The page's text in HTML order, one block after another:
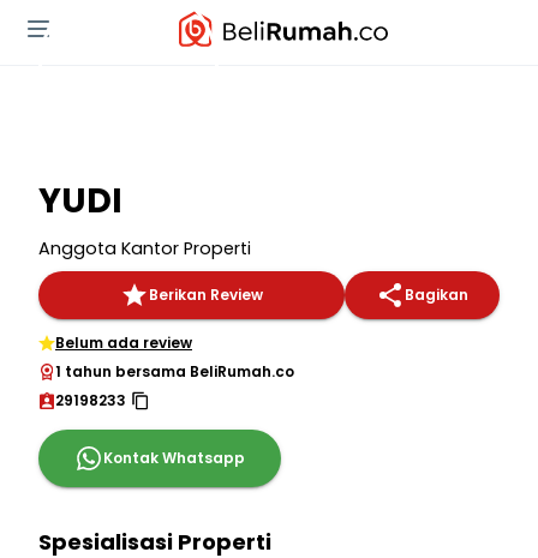
YUDI
Anggota Kantor Properti
Berikan Review Bagikan
Belum ada review
1 tahun bersama BeliRumah.co
29198233
Kontak Whatsapp
Spesialisasi Properti